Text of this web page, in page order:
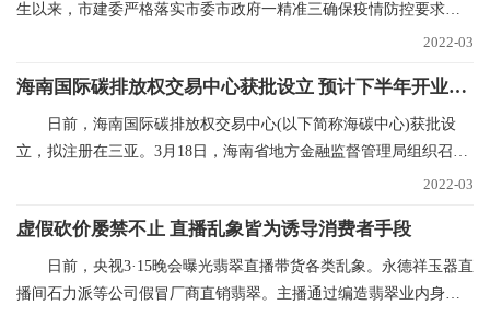
生以来，市建委严格落实市委市政府一精准三确保疫情防控要求，
2022-03
海南国际碳排放权交易中心获批设立 预计下半年开业运营
日前，海南国际碳排放权交易中心(以下简称海碳中心)获批设
立，拟注册在三亚。3月18日，海南省地方金融监督管理局组织召开
2022-03
虚假砍价屡禁不止 直播乱象皆为诱导消费者手段
日前，央视3·15晚会曝光翡翠直播带货各类乱象。永德祥玉器直
播间石力派等公司假冒厂商直销翡翠。主播通过编造翡翠业内身